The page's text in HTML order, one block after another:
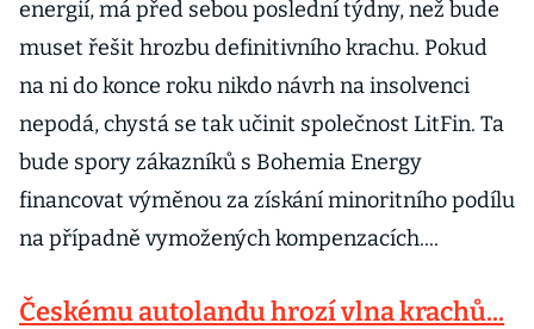
energií, má před sebou poslední týdny, než bude
muset řešit hrozbu definitivního krachu. Pokud
na ni do konce roku nikdo návrh na insolvenci
nepodá, chystá se tak učinit společnost LitFin. Ta
bude spory zákazníků s Bohemia Energy
financovat výměnou za získání minoritního podílu
na případně vymožených kompenzacích....
Českému autolandu hrozí vlna krachů...